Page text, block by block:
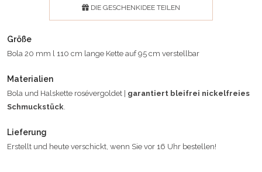
DIE GESCHENKIDEE TEILEN
Größe
Bola 20 mm l 110 cm lange Kette auf 95 cm verstellbar
Materialien
Bola und Halskette rosévergoldet | garantiert bleifrei nickelfreies
Schmuckstück
Lieferung
Erstellt und heute verschickt, wenn Sie vor 16 Uhr bestellen!